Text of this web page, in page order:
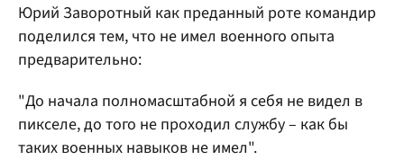
Юрий Заворотный как преданный роте командир
поделился тем, что не имел военного опыта
предварительно:
"До начала полномасштабной я себя не видел в
пикселе, до того не проходил службу – как бы
таких военных навыков не имел".